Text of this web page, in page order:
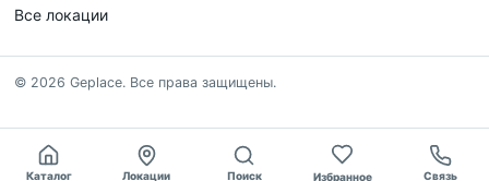
Все локации
© 2026 Geplace. Все права защищены.
Каталог Локации Поиск Избранное Связь